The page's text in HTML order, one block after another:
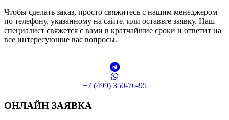
Чтобы сделать заказ, просто свяжитесь с нашим менеджером
по телефону, указанному на сайте, или оставьте заявку. Наш
специалист свяжется с вами в кратчайшие сроки и ответит на
все интересующие вас вопросы.
+7 (499) 350-76-95
ОНЛАЙН ЗАЯВКА